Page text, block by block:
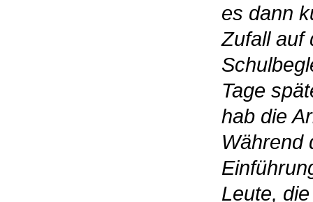
es dann
Zufall auf
Tage
hab die
Während
Leute,